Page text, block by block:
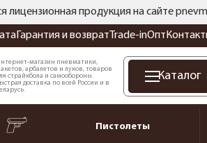
лицензионная продукция на сайте
Гарантия и возврат Trade-inОпт
магазин пневматики,
арбалетов и луков, товаров
страйкбола и самообороны.
доставка по всей России и в
Каталог
Пистолеты